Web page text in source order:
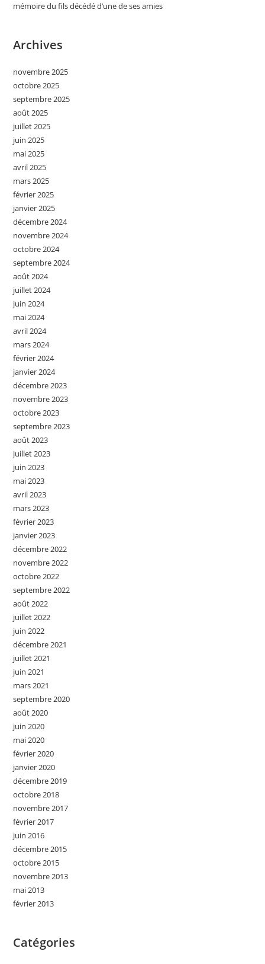
mémoire du fils décédé d’une de ses amies
Archives
novembre 2025
octobre 2025
septembre 2025
août 2025
juillet 2025
juin 2025
mai 2025
avril 2025
mars 2025
février 2025
janvier 2025
décembre 2024
novembre 2024
octobre 2024
septembre 2024
août 2024
juillet 2024
juin 2024
mai 2024
avril 2024
mars 2024
février 2024
janvier 2024
décembre 2023
novembre 2023
octobre 2023
septembre 2023
août 2023
juillet 2023
juin 2023
mai 2023
avril 2023
mars 2023
février 2023
janvier 2023
décembre 2022
novembre 2022
octobre 2022
septembre 2022
août 2022
juillet 2022
juin 2022
décembre 2021
juillet 2021
juin 2021
mars 2021
septembre 2020
août 2020
juin 2020
mai 2020
février 2020
janvier 2020
décembre 2019
octobre 2018
novembre 2017
février 2017
juin 2016
décembre 2015
octobre 2015
novembre 2013
mai 2013
février 2013
Catégories